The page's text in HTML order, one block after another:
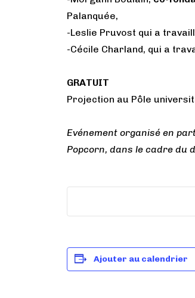
Palanquée,
-Leslie Pruvost qui a
-Cécile Charland, qui a
GRATUIT
Projection au Pôle
Evénement organisé en
Popcorn, dans le cadre du
Ajouter au calendrier